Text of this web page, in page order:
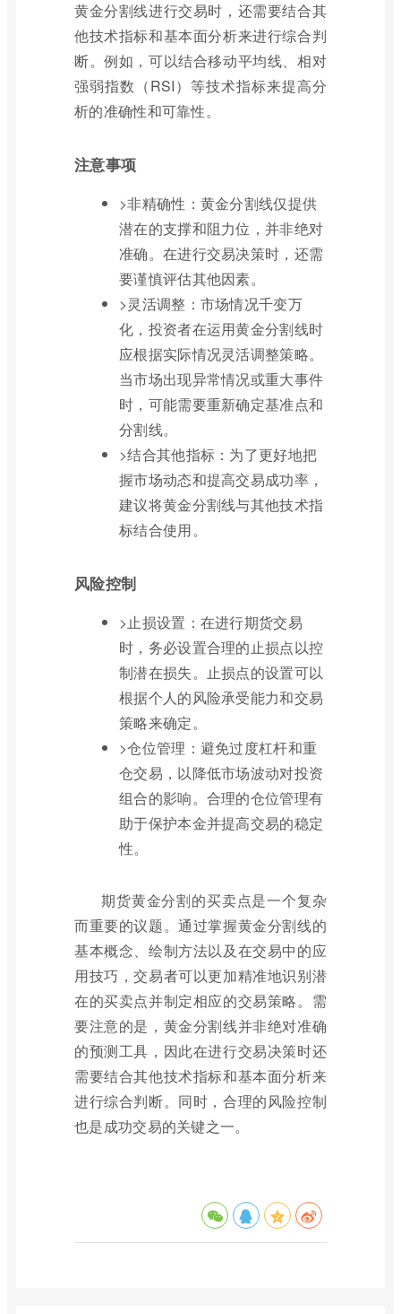
黄金分割线进行交易时，还需要结合其
他技术指标和基本面分析来进行综合判
断。例如，可以结合移动平均线、相对
强弱指数（RSI）等技术指标来提高分
析的准确性和可靠性。
注意事项
>非精确性：黄金分割线仅提供
潜在的支撑和阻力位，并非绝对
准确。在进行交易决策时，还需
要谨慎评估其他因素。
>灵活调整：市场情况千变万
化，投资者在运用黄金分割线时
应根据实际情况灵活调整策略。
当市场出现异常情况或重大事件
时，可能需要重新确定基准点和
分割线。
>结合其他指标：为了更好地把
握市场动态和提高交易成功率，
建议将黄金分割线与其他技术指
标结合使用。
风险控制
>止损设置：在进行期货交易
时，务必设置合理的止损点以控
制潜在损失。止损点的设置可以
根据个人的风险承受能力和交易
策略来确定。
>仓位管理：避免过度杠杆和重
仓交易，以降低市场波动对投资
组合的影响。合理的仓位管理有
助于保护本金并提高交易的稳定
性。
期货黄金分割的买卖点是一个复杂
而重要的议题。通过掌握黄金分割线的
基本概念、绘制方法以及在交易中的应
用技巧，交易者可以更加精准地识别潜
在的买卖点并制定相应的交易策略。需
要注意的是，黄金分割线并非绝对准确
的预测工具，因此在进行交易决策时还
需要结合其他技术指标和基本面分析来
进行综合判断。同时，合理的风险控制
也是成功交易的关键之一。